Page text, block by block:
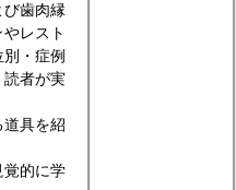
び歯肉縁
レスト
・症例
読者が実
具を紹
的に学